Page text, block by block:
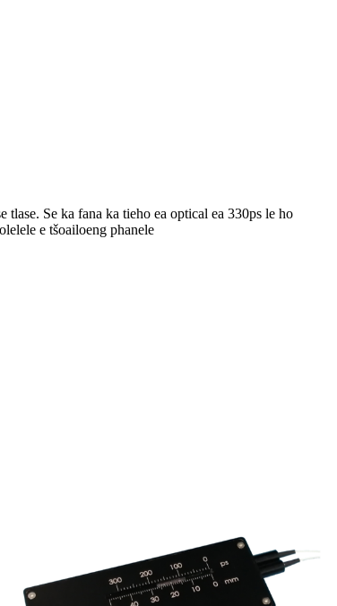
Se ka fana ka tieho ea optical ea 330ps le ho
e tšoailoeng phanele